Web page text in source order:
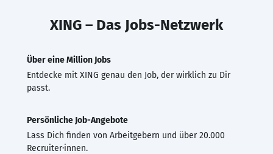
XING – Das Jobs-Netzwerk
Über eine Million Jobs
Entdecke mit XING genau den Job, der wirklich zu Dir
passt.
Persönliche Job-Angebote
Lass Dich finden von Arbeitgebern und über 20.000
Recruiter·innen.